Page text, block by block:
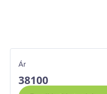
Ár
38100